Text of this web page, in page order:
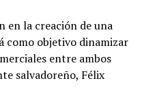
en la creación de una
como objetivo dinamizar
entre ambos
salvadoreño, Félix